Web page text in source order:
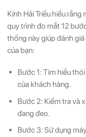
Kính Hải Triều hiểu
quy trình đo mắt 12
thống này giúp đánh
của bạn:
Bước 1: Tìm hiểu
của khách hàng.
Bước 2: Kiểm tra và
đang đeo.
Bước 3: Sử dụng